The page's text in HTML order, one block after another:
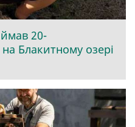
20-
на Блакитному озері